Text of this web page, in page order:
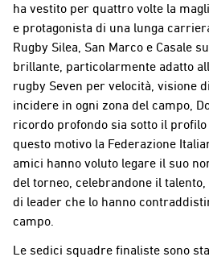
ha vestito per quattro volte la
e protagonista di una lunga
Rugby Silea, San Marco e Casale
brillante, particolarmente adatto
rugby Seven per velocità, visione
incidere in ogni zona del campo,
ricordo profondo sia sotto il
questo motivo la Federazione
amici hanno voluto legare il suo
del torneo, celebrandone il
di leader che lo hanno
campo.
Le sedici squadre finaliste sono